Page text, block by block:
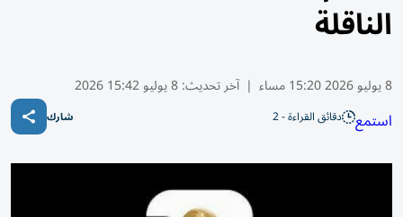
الناقلة
8 يوليو 2026 15:20 مساء | آخر تحديث:8 يوليو 15:42 2026
استمع دقائق القراءة - 2 شارك